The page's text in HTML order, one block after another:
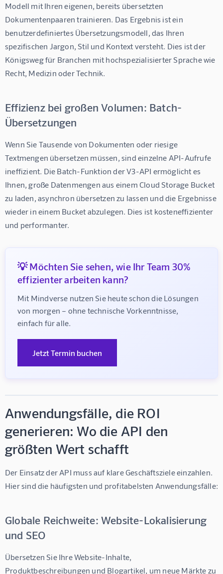
Modell mit Ihren eigenen, bereits übersetzten
Dokumentenpaaren trainieren. Das Ergebnis ist ein
benutzerdefiniertes Übersetzungsmodell, das Ihren
spezifischen Jargon, Stil und Kontext versteht. Dies ist der
Königsweg für Branchen mit hochspezialisierter Sprache wie
Recht, Medizin oder Technik.
Effizienz bei großen Volumen: Batch-
Übersetzungen
Wenn Sie Tausende von Dokumenten oder riesige
Textmengen übersetzen müssen, sind einzelne API-Aufrufe
ineffizient. Die Batch-Funktion der V3-API ermöglicht es
Ihnen, große Datenmengen aus einem Cloud Storage Bucket
zu laden, asynchron übersetzen zu lassen und die Ergebnisse
wieder in einem Bucket abzulegen. Dies ist kosteneffizienter
und performanter.
💡 Möchten Sie sehen, wie Ihr Team 30%
effizienter arbeiten kann?
Mit Mindverse nutzen Sie heute schon die Lösungen
von morgen – ohne technische Vorkenntnisse,
einfach für alle.
Jetzt Termin buchen
Anwendungsfälle, die ROI
generieren: Wo die API den
größten Wert schafft
Der Einsatz der API muss auf klare Geschäftsziele einzahlen.
Hier sind die häufigsten und profitabelsten Anwendungsfälle:
Globale Reichweite: Website-Lokalisierung
und SEO
Übersetzen Sie Ihre Website-Inhalte,
Produktbeschreibungen und Blogartikel, um neue Märkte zu